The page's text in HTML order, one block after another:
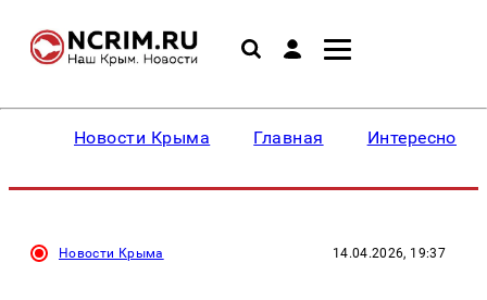
Новости Крыма Главная Интересное
Новости Крыма 14.04.2026, 19:37